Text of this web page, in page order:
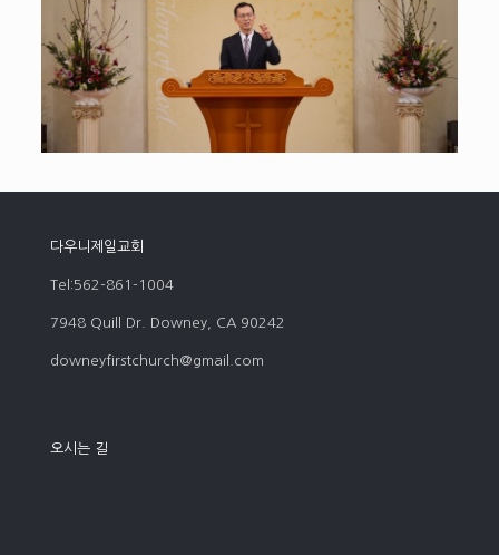
다우니제일교회
Tel:562-861-1004
7948 Quill Dr. Downey, CA 90242
downeyfirstchurch@gmail.com
오시는 길